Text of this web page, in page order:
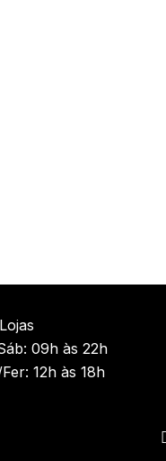
Lojas
09h às 22h
12h às 18h